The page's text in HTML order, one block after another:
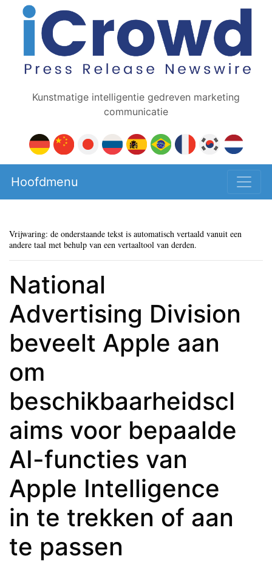
Kunstmatige intelligentie gedreven marketing
communicatie
Hoofdmenu
Vrijwaring: de onderstaande tekst is automatisch vertaald vanuit een
andere taal met behulp van een vertaaltool van derden.
National
Advertising Division
beveelt Apple aan
om
beschikbaarheidscl
aims voor bepaalde
AI-functies van
Apple Intelligence
in te trekken of aan
te passen